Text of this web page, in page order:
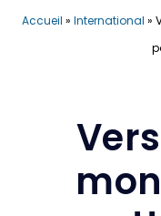
Accueil » International »